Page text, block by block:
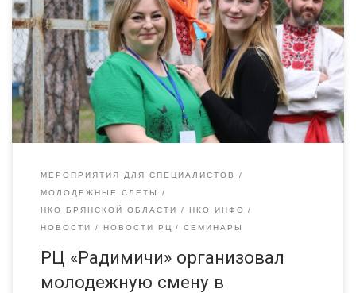
Брянщины состоялась в «Новокемпе». На дружественной
площадке встретились студенты профессионально-
педагогических колледжей, волонтёры, педагоги, сотрудники
«Радимичей», вожатые. За неделю участникам удалось очень
плотно поработать над такими темами, как толерантность,
конфликты во время отдыха детей, причины, пути их решения,
особенности […]
МЕРОПРИЯТИЯ ДЛЯ СПЕЦИАЛИСТОВ
МОЛОДЕЖНЫЕ СЛЕТЫ
НКО БРЯНСКОЙ ОБЛАСТИ
НКО ИНФО
НОВОСТИ
НОВОСТИ РЦ СЕМИНАРЫ
РЦ «Радимичи» организовал
молодежную смену в